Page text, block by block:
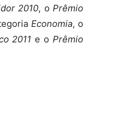
2010, oPrêmio
Economia, o
2011 e oPrêmio